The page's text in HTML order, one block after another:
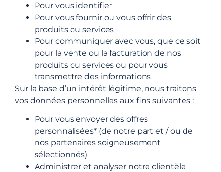
Pour vous identifier
Pour vous fournir ou vous offrir des
produits ou services
Pour communiquer avec vous, que ce soit
pour la vente ou la facturation de nos
produits ou services ou pour vous
transmettre des informations
Sur la base d’un intérêt légitime, nous traitons
vos données personnelles aux fins suivantes :
Pour vous envoyer des offres
personnalisées* (de notre part et / ou de
nos partenaires soigneusement
sélectionnés)
Administrer et analyser notre clientèle